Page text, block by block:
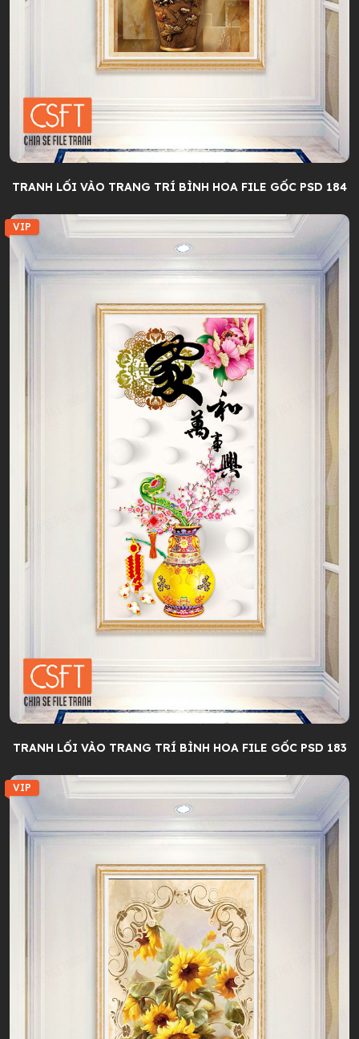
TRANH LỐI VÀO TRANG TRÍ BÌNH HOA FILE GỐC PSD 184
VIP
TRANH LỐI VÀO TRANG TRÍ BÌNH HOA FILE GỐC PSD 183
VIP